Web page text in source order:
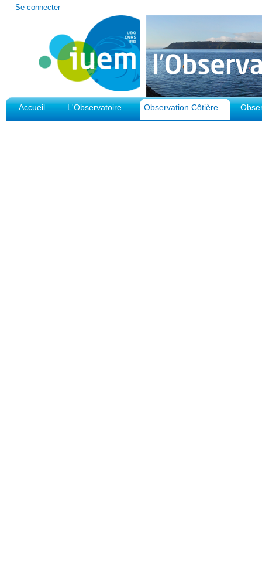
Outils
Se connecter
Accueil L'Observatoire Observation Côtière